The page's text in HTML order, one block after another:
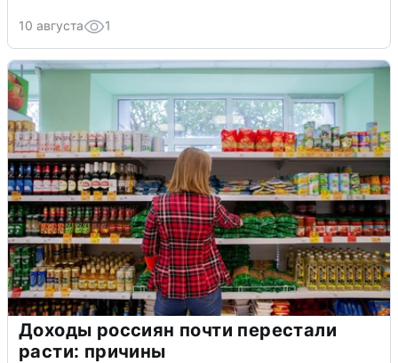
10 августа 1
Доходы россиян почти перестали
расти: причины